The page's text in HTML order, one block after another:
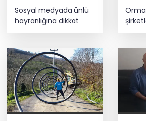
Sosyal medyada ünlü
hayranlığına dikkat